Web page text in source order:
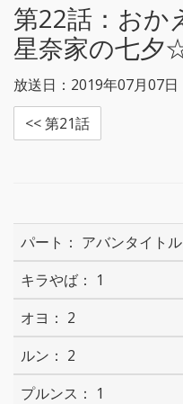
第22話： おか
星奈家の七夕
放送日：2019年07月07日
<< 第21話
アバンタイトル
1
2
2
1